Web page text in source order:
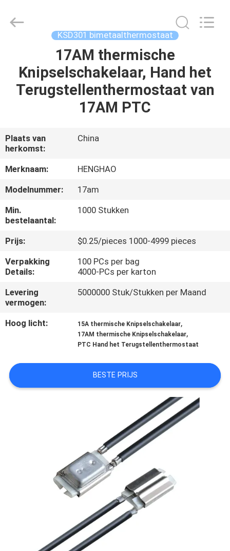
PRODUCTEN
SHOW
OVER
ONS
FABRIEKSREIS
KWALITEITSCONTROLE
CONTACTEER
ONS
ALLE
GEVALLEN
KSD301 bimetaalthermostaat
17AM thermische
Knipselschakelaar, Hand het
Terugstellenthermostaat van
17AM PTC
Plaats van
herkomst:
China
Merknaam:
HENGHAO
Modelnummer:
17am
Min.
bestelaantal:
1000 Stukken
Prijs:
$0.25/pieces 1000-4999 pieces
Verpakking
Details:
100 PCs per bag
4000-PCs per karton
Levering
vermogen:
5000000 Stuk/Stukken per Maand
Hoog licht: 15A thermische Knipselschakelaar,
17AM thermische Knipselschakelaar,
PTC Hand het Terugstellenthermostaat
BESTE PRIJS